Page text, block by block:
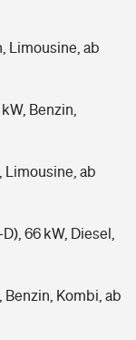
Limousine, ab
Benzin,
Limousine, ab
66 kW, Diesel,
Benzin, Kombi, ab